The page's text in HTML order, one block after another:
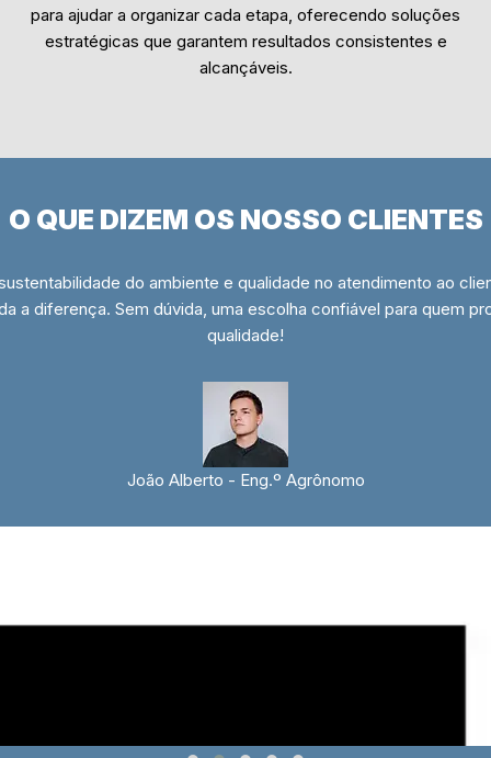
para ajudar a organizar cada etapa, oferecendo soluções
estratégicas que garantem resultados consistentes e
alcançáveis.
O QUE DIZEM OS NOSSO CLIENTES
do ambiente e qualidade no atendimento ao
a diferença. Sem dúvida, uma escolha confiável para quem
qualidade!
João Alberto - Eng.º Agrônomo